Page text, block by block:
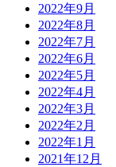
2022年9月
2022年8月
2022年7月
2022年6月
2022年5月
2022年4月
2022年3月
2022年2月
2022年1月
2021年12月